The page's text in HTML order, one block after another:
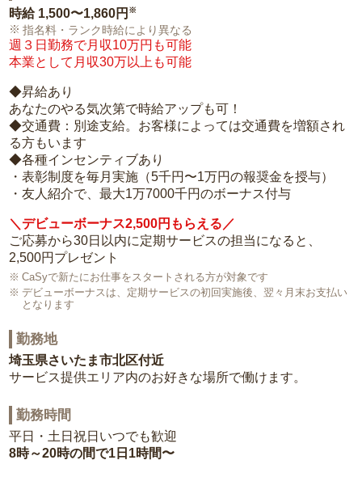
時給 1,500〜1,860円 ※
指名料・ランク時給により異なる
週３日勤務で月収10万円も可能
本業として月収30万以上も可能
◆昇給あり
あなたのやる気次第で時給アップも可！
◆交通費：別途支給。お客様によっては交通費を増額され
る方もいます
◆各種インセンティブあり
・表彰制度を毎月実施（5千円〜1万円の報奨金を授与）
・友人紹介で、最大1万7000千円のボーナス付与
＼デビューボーナス2,500円もらえる／
ご応募から30日以内に定期サービスの担当になると、
2,500円プレゼント
CaSyで新たにお仕事をスタートされる方が対象です
デビューボーナスは、定期サービスの初回実施後、翌々月末お支払い
となります
勤務地
埼玉県さいたま市北区付近
サービス提供エリア内のお好きな場所で働けます。
勤務時間
平日・土日祝日いつでも歓迎
8時～20時の間で1日1時間〜